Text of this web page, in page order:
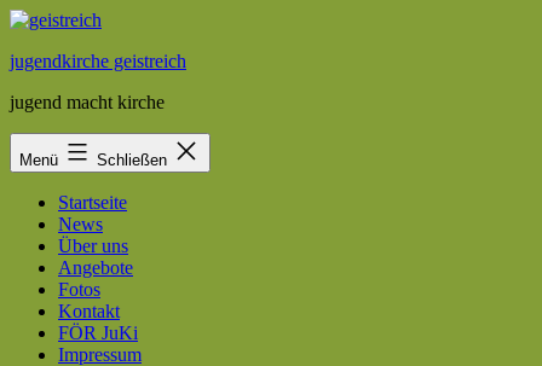
Zum
springen
jugendkirche geistreich
jugend macht kirche
Menü Schließen
Startseite
News
Über uns
Angebote
Fotos
Kontakt
FÖR JuKi
Impressum